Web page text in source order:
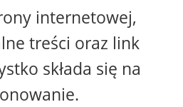
internetowej,
treści oraz link
składa się na